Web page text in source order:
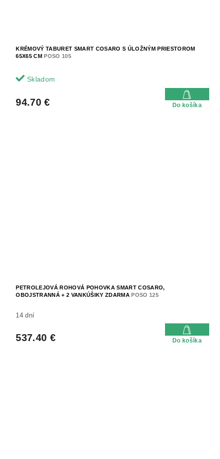
KRÉMOVÝ TABURET SMART COSARO S ÚLOŽNÝM PRIESTOROM
65X65 CM POSO 105
Skladom
94.70 € Do košíka
PETROLEJOVÁ ROHOVÁ POHOVKA SMART COSARO,
OBOJSTRANNÁ + 2 VANKÚŠIKY ZDARMAPOSO 125
14 dní
537.40 € Do košíka